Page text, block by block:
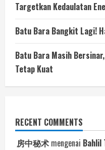
Targetkan Kedaulatan
Batu Bara Bangkit Lagi!
Batu Bara Masih
Tetap Kuat
RECENT COMMENTS
房中秘术 mengenai Bahlil